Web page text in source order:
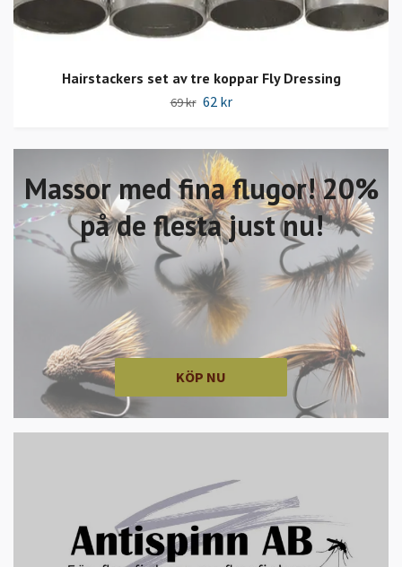
Massor med fina flugor! 20%
på de flesta just nu!
KÖP NU
Hairstackers set av tre koppar Fly Dressing
69 kr 62 kr